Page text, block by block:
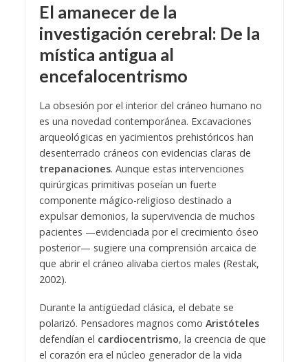
El amanecer de la
investigación cerebral: De la
mística antigua al
encefalocentrismo
La obsesión por el interior del cráneo humano no
es una novedad contemporánea. Excavaciones
arqueológicas en yacimientos prehistóricos han
desenterrado cráneos con evidencias claras de
trepanaciones. Aunque estas intervenciones
quirúrgicas primitivas poseían un fuerte
componente mágico-religioso destinado a
expulsar demonios, la supervivencia de muchos
pacientes —evidenciada por el crecimiento óseo
posterior— sugiere una comprensión arcaica de
que abrir el cráneo alivaba ciertos males (Restak,
2002).
Durante la antigüedad clásica, el debate se
polarizó. Pensadores magnos como Aristóteles
defendían el cardiocentrismo, la creencia de que
el corazón era el núcleo generador de la vida